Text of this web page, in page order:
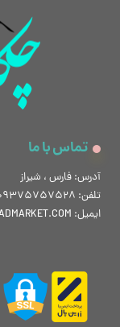
تماس با ما
آدرس: فارس ، شیراز
تلفن: 09375757528
ایمیل: INFO@CHAKADMARKET.COM